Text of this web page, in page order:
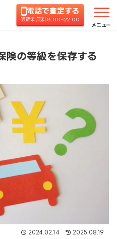
電話で査定する
通話料無料 8:00~22:00
メニュー
車の手続き・処分ガイド 廃
険の等級を保存する
2024.02.14 2025.08.19